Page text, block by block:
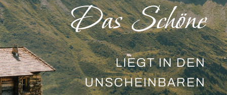
Das Schöne
LIEGT IN DEN
UNSCHEINBAREN